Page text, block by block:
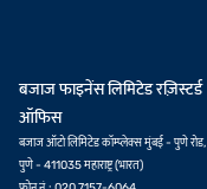
बजाज फाइनेंस लिमिटेड रज़िस्टर्ड
ऑफिस
बजाज ऑटो लिमिटेड कॉम्प्लेक्स मुंबई - पुणे रोड,
पुणे - 411035 महाराष्ट्र (भारत)